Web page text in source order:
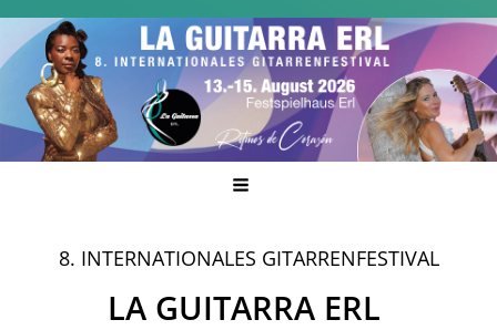
8. INTERNATIONALES GITARRENFESTIVAL
LA GUITARRA ERL